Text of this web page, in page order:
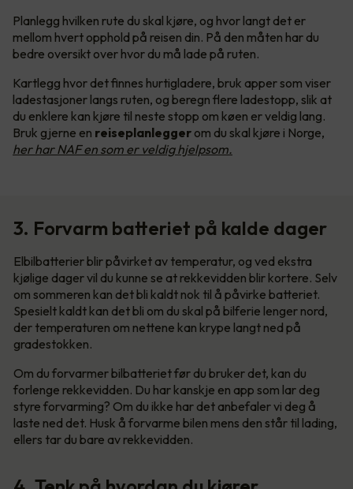
Planlegg hvilken rute du skal kjøre, og hvor langt det er
mellom hvert opphold på reisen din. På den måten har du
bedre oversikt over hvor du må lade på ruten.
Kartlegg hvor det finnes hurtigladere, bruk apper som viser
ladestasjoner langs ruten, og beregn flere ladestopp, slik at
du enklere kan kjøre til neste stopp om køen er veldig lang.
Bruk gjerne en reiseplanlegger om du skal kjøre i Norge,
her har NAF en som er veldig hjelpsom.
3. Forvarm batteriet på kalde dager
Elbilbatterier blir påvirket av temperatur, og ved ekstra
kjølige dager vil du kunne se at rekkevidden blir kortere. Selv
om sommeren kan det bli kaldt nok til å påvirke batteriet.
Spesielt kaldt kan det bli om du skal på bilferie lenger nord,
der temperaturen om nettene kan krype langt ned på
gradestokken.
Om du forvarmer bilbatteriet før du bruker det, kan du
forlenge rekkevidden. Du har kanskje en app som lar deg
styre forvarming? Om du ikke har det anbefaler vi deg å
laste ned det. Husk å forvarme bilen mens den står til lading,
ellers tar du bare av rekkevidden.